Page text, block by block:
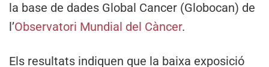
la base de dades Global Cancer (Globocan) de
l’Observatori Mundial del Càncer.
Els resultats indiquen que la baixa exposició